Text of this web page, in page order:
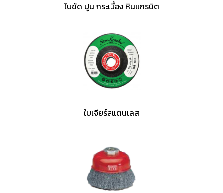
ใบขัด ปูน กระเบื้อง หินแกรนิต
ใบเจียร์สแตนเลส